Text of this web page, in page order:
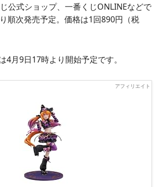
公式ショップ、一番くじONLINEなどで
順次発売予定。価格は1回890円（税
4月9日17時より開始予定です。